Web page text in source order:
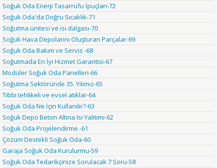
Soğuk Oda Enerji Tasarrufu İpuçları-72
Soğuk Oda'da Doğru Sıcaklık-71
Soğutma ünitesi ve ısı dalgası-70
Soğuk Hava Depolarını Oluşturan Parçalar-69
Soğuk Oda Bakım ve Servis -68
Soğutmada En İyi Hizmet Garantisi-67
Modüler Soğuk Oda Panelleri-66
Soğutma Sektöründe 35. Yılımız-65
Tıbbi tehlikeli ve evsel atıklar-64
Soğuk Oda Ne İçin Kullanılır?-63
Soğuk Depo Beton Altına Isı Yalıtımı-62
Soğuk Oda Projelendirme -61
Çözüm Destekli Soğuk Oda-60
Garaja Soğuk Oda Kurulurmu-59
Soğuk Oda Tedarikçinize Sorulacak 7 Soru-58